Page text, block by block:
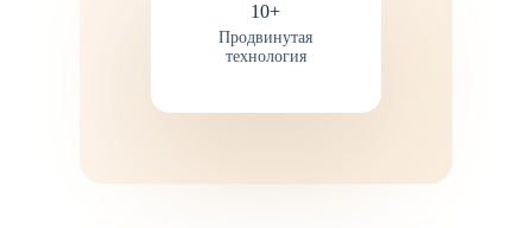
10+
Продвинутая
технология